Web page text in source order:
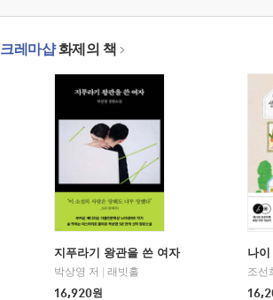
크레마샵화제의 책
지푸라기 왕관을 쓴 여자
박상영 저
래빗홀
16,920원
나
조선